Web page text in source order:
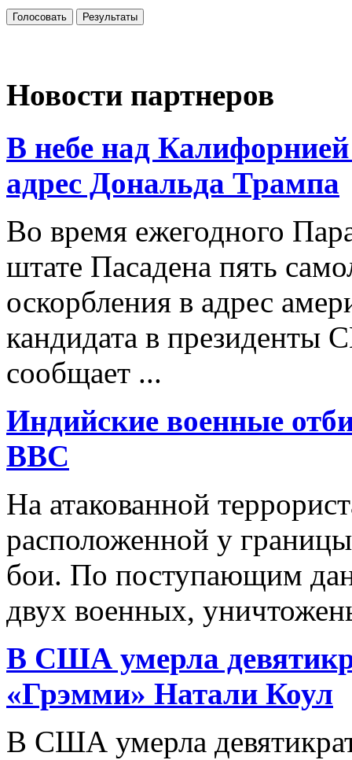
Голосовать Результаты
Новости партнеров
В небе над
адрес Дональда Трампа
Во время ежегодного
штате Пасадена пять
оскорбления в адрес
кандидата в
сообщает ...
Индийские военные
ВВС
На атакованной
расположенной у
бои. По поступающим
двух военных,
В США умерла
«Грэмми» Натали Коул
В США умерла